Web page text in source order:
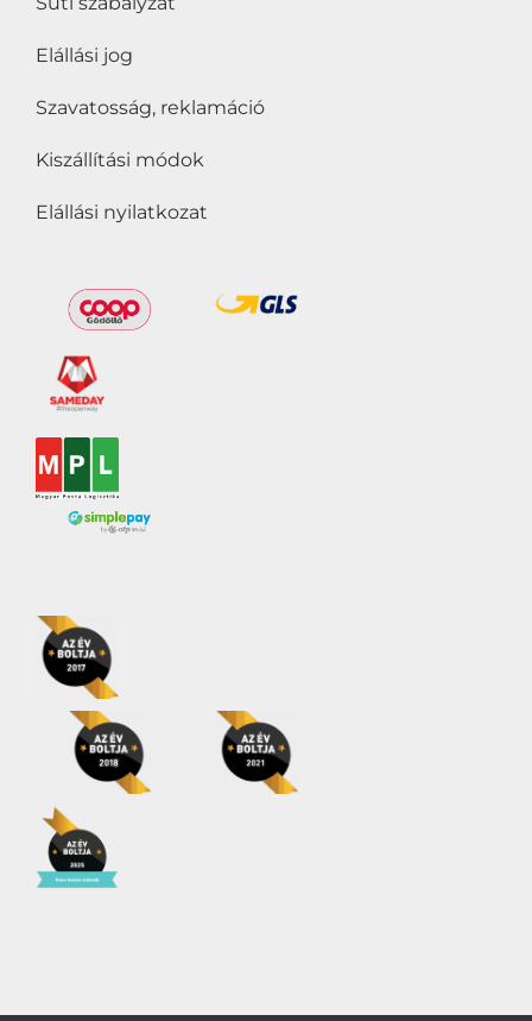
fogyaszthatják
Vegetáriánusok is
Elállási jog
Szavatosság, reklamáció
Kiszállítási módok
Elállási nyilatkozat